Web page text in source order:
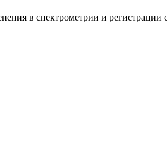
в спектрометрии и